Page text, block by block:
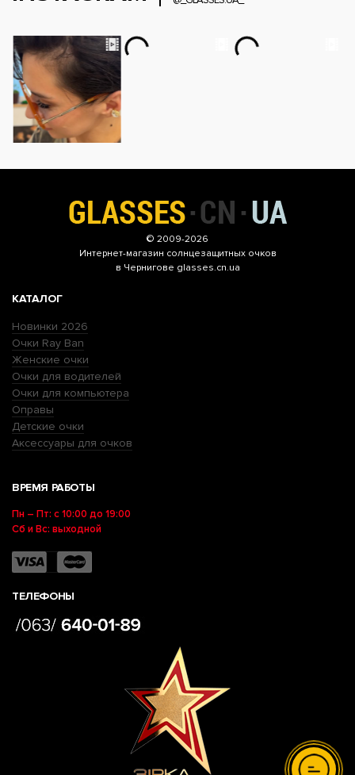
© 2009-2026
Интернет-магазин солнцезащитных очков
в Чернигове glasses.cn.ua
КАТАЛОГ
Новинки 2026
Очки Ray Ban
Женские очки
Очки для водителей
Очки для компьютера
Оправы
Детские очки
Аксессуары для очков
ВРЕМЯ РАБОТЫ
Пн – Пт: с 10:00 до 19:00
Сб и Вс: выходной
ТЕЛЕФОНЫ